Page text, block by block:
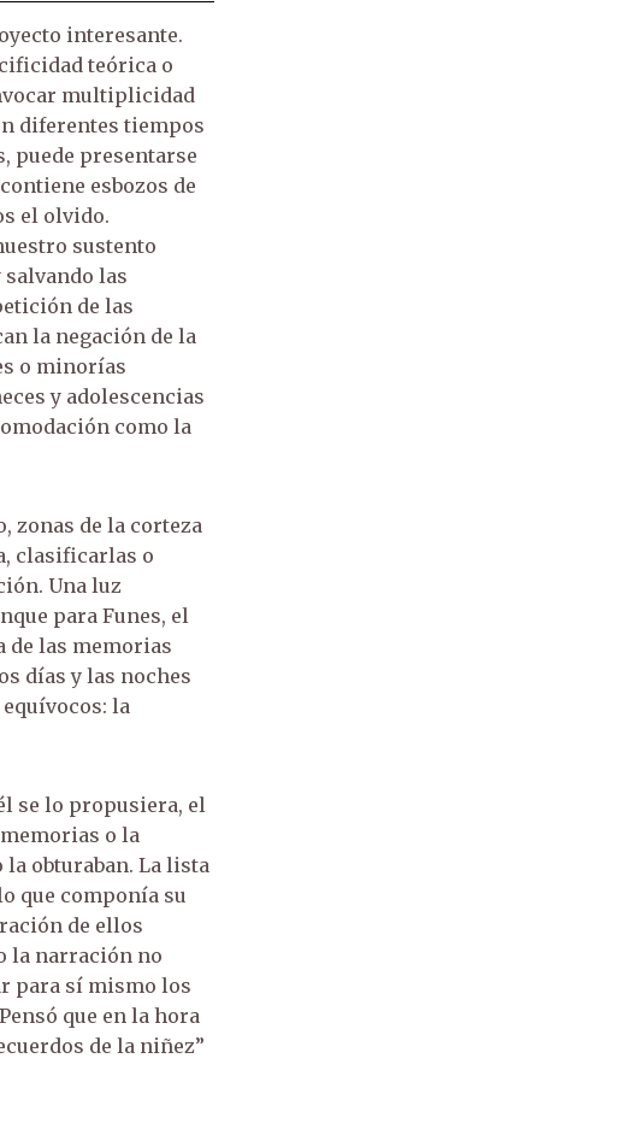
interesante.
teórica o
multiplicidad
tiempos
puede presentarse
esbozos de
el olvido.
sustento
salvando las
la negación de la
o minorías
y adolescencias
como la
zonas de la corteza
clasificarlas o
Una luz
para Funes, el
de las memorias
días y las noches
la
se lo propusiera, el
o la
la obturaban. La lista
que componía su
de ellos
la narración no
para sí mismo los
que en la hora
de la niñez”